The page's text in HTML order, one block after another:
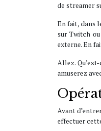
de streamer
En fait, dans
sur Twitch
externe. En
Allez.
amuserez
Avant
effectuer